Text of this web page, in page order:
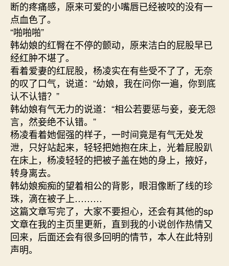
断的疼痛感，原来可爱的小嘴唇已经被咬的没有一
点血色了。
“啪啪啪”
韩幼娘的红臀在不停的颤动，原来洁白的屁股早已
经红肿不堪了。
看着爱妻的红屁股，杨凌实在有些受不了了，无奈
的叹了口气，说道：“幼娘，我在问你一遍，你到底
认不认错？”
韩幼娘有气无力的说道：“相公若要惩与妾，妾无怨
言，然妾绝不认错。”
杨凌看着她倔强的样子，一时间竟是有气无处发
泄，只好站起来，轻轻把她抱在床上，光着屁股趴
在床上，杨凌轻轻的把被子盖在她的身上，掖好，
转身离去。
韩幼娘痴痴的望着相公的背影，眼泪像断了线的珍
珠，滴在被子上………
这篇文章写完了，大家不要担心，还会有其他的sp
文章在我的主页里更新，直到我的小说创作热情又
回来，后面还会有很多回明的情节，本人在此特别
声明。